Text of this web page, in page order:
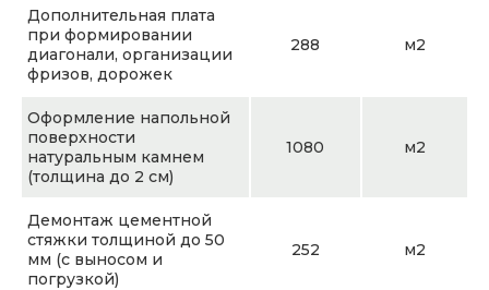
Дополнительная плата
при формировании
диагонали, организации
фризов, дорожек
288 м2
Оформление напольной
поверхности
натуральным камнем
(толщина до 2 см)
1080 м2
Демонтаж цементной
стяжки толщиной до 50
мм (с выносом и
погрузкой)
252 м2